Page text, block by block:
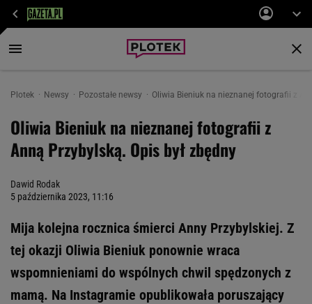
Plotek Newsy Pozostałe newsy Oliwia Bieniuk na nieznanej fotografii z
Oliwia Bieniuk na nieznanej fotografii z
Anną Przybylską. Opis był zbędny
Dawid Rodak
5 października 2023, 11:16
Mija kolejna rocznica śmierci Anny Przybylskiej. Z
tej okazji Oliwia Bieniuk ponownie wraca
wspomnieniami do wspólnych chwil spędzonych z
mamą. Na Instagramie opublikowała poruszający